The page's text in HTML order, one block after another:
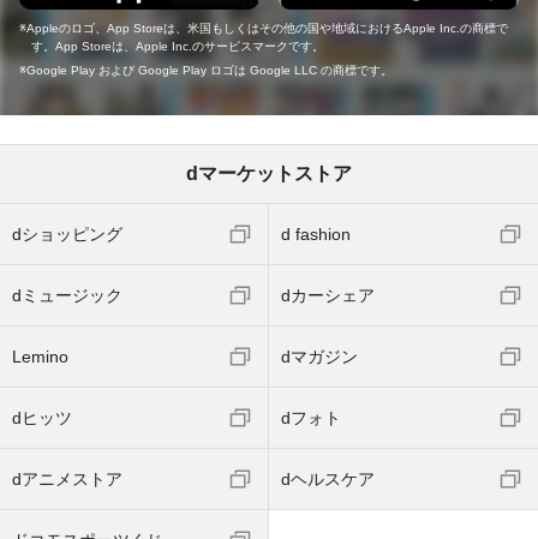
Appleのロゴ、App Storeは、米国もしくはその他の国や地域におけるApple Inc.の商標で
す。App Storeは、Apple Inc.のサービスマークです。
Google Play および Google Play ロゴは Google LLC の商標です。
dマーケットストア
dショッピング d fashion
dミュージック dカーシェア
Lemino dマガジン
dヒッツ dフォト
dアニメストア dヘルスケア